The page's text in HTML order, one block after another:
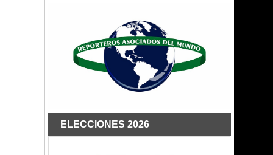
ELECCIONES 2026